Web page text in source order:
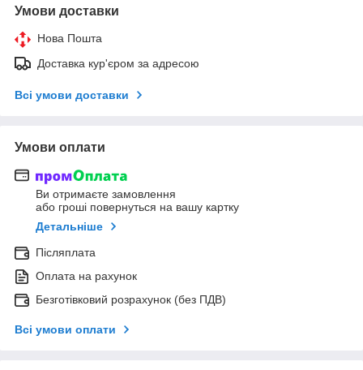
Умови доставки
Нова Пошта
Доставка кур'єром за адресою
Всі умови доставки
Умови оплати
Ви отримаєте замовлення
або гроші повернуться на вашу картку
Детальніше
Післяплата
Оплата на рахунок
Безготівковий розрахунок (без ПДВ)
Всі умови оплати